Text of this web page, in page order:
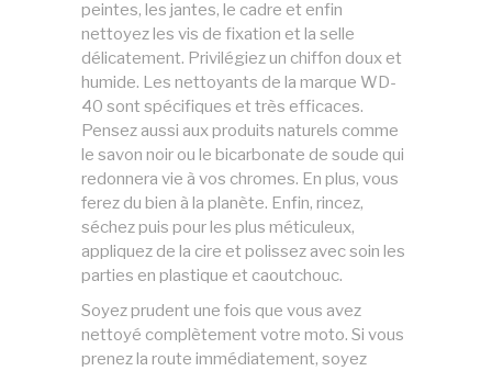
peintes, les jantes, le cadre et enfin
nettoyez les vis de fixation et la selle
délicatement. Privilégiez un chiffon doux et
humide. Les nettoyants de la marque WD-
40 sont spécifiques et très efficaces.
Pensez aussi aux produits naturels comme
le savon noir ou le bicarbonate de soude qui
redonnera vie à vos chromes. En plus, vous
ferez du bien à la planète. Enfin, rincez,
séchez puis pour les plus méticuleux,
appliquez de la cire et polissez avec soin les
parties en plastique et caoutchouc.
Soyez prudent une fois que vous avez
nettoyé complètement votre moto. Si vous
prenez la route immédiatement, soyez